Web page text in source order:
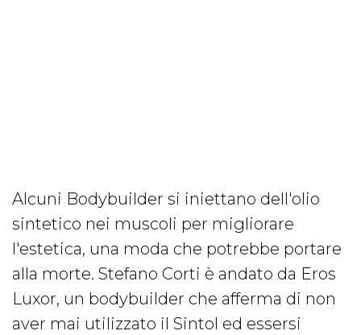
Alcuni Bodybuilder si iniettano dell'olio
sintetico nei muscoli per migliorare
l'estetica, una moda che potrebbe portare
alla morte. Stefano Corti è andato da Eros
Luxor, un bodybuilder che afferma di non
aver mai utilizzato il Sintol ed essersi